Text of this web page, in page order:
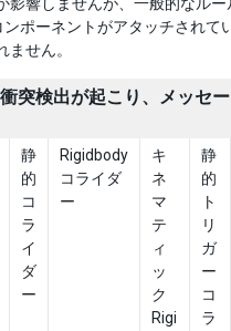
ンポーネントがアタッチされて
ません。
突検出が起こり、メッセ
静
的
コ
ラ
イ
ダ
ー
Rigidbody
コライダ
ー
キ
ネ
マ
テ
ィ
ッ
ク
Rigi
静
的
ト
リ
ガ
ー
コ
ラ